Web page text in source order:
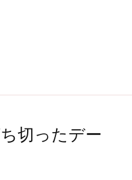
切ったデー